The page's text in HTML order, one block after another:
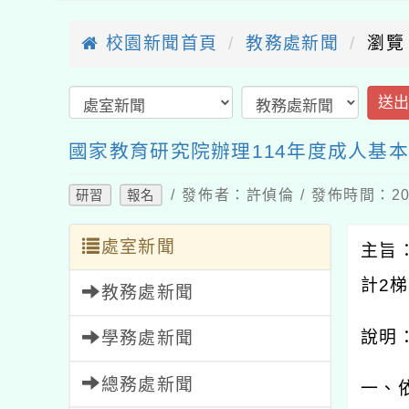
校園新聞首頁 教務處新聞 瀏
送出
國家教育研究院辦理114年度成人基
研習 報名 / 發佈者：許偵倫 / 發佈時間：
處室新聞
教務處新聞
學務處新聞
總務處新聞
主旨
計2
說明
一、